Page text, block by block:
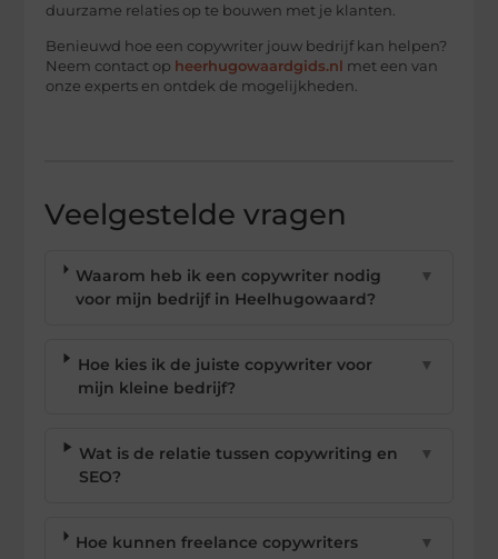
duurzame relaties op te bouwen met je klanten.
Benieuwd hoe een copywriter jouw bedrijf kan helpen?
Neem contact op heerhugowaardgids.nl met een van
onze experts en ontdek de mogelijkheden.
Veelgestelde vragen
Waarom heb ik een copywriter nodig
voor mijn bedrijf in Heelhugowaard?
▼
Hoe kies ik de juiste copywriter voor
mijn kleine bedrijf?
▼
Wat is de relatie tussen copywriting en
SEO?
▼
Hoe kunnen freelance copywriters
▼